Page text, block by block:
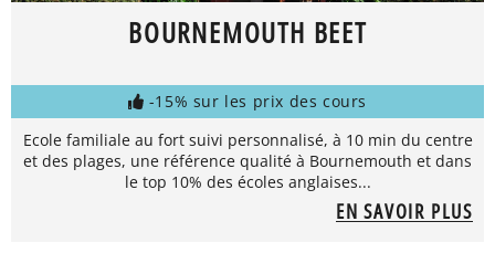
BOURNEMOUTH BEET
-15% sur les prix des cours
Ecole familiale au fort suivi personnalisé, à 10 min du centre
et des plages, une référence qualité à Bournemouth et dans
le top 10% des écoles anglaises...
EN SAVOIR PLUS